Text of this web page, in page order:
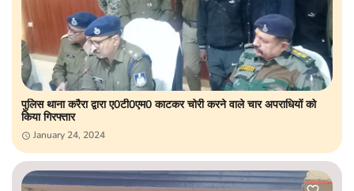
पुलिस थाना करैरा द्वारा ए0टी0एम0 काटकर चोरी करने वाले चार अपराधियों को
किया गिरफ्तार
January 24, 2024